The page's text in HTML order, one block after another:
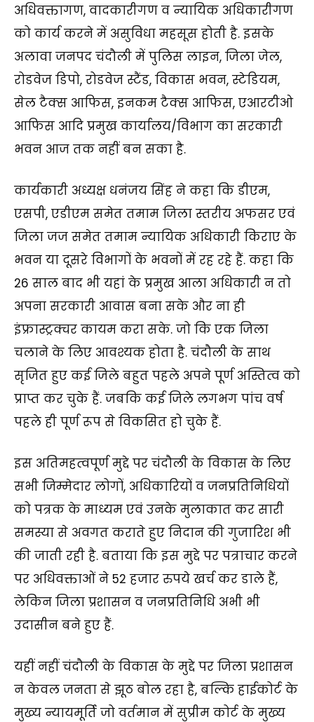
अधिवक्तागण, वादकारीगण व न्यायिक अधिकारीगण
को कार्य करने में असुविधा महसूस होती है. इसके
अलावा जनपद चंदौली में पुलिस लाइन, जिला जेल,
रोडवेज डिपो, रोडवेज स्टैंड, विकास भवन, स्टेडियम,
सेल टैक्स आफिस, इनकम टैक्स आफिस, एआरटीओ
आफिस आदि प्रमुख कार्यालय/विभाग का सरकारी
भवन आज तक नहीं बन सका है.
कार्यकारी अध्यक्ष धनंजय सिंह ने कहा कि डीएम,
एसपी, एडीएम समेत तमाम जिला स्तरीय अफसर एवं
जिला जज समेत तमाम न्यायिक अधिकारी किराए के
भवन या दूसरे विभागों के भवनों में रह रहे हैं. कहा कि
26 साल बाद भी यहां के प्रमुख आला अधिकारी न तो
अपना सरकारी आवास बना सके और ना ही
इंफ्रास्ट्रक्चर कायम करा सके. जो कि एक जिला
चलाने के लिए आवश्यक होता है. चंदौली के साथ
सृजित हुए कई जिले बहुत पहले अपने पूर्ण अस्तित्व को
प्राप्त कर चुके हैं. जबकि कई जिले लगभग पांच वर्ष
पहले ही पूर्ण रूप से विकसित हो चुके हैं.
इस अतिमहत्वपूर्ण मुद्दे पर चंदौली के विकास के लिए
सभी जिम्मेदार लोगों, अधिकारियों व जनप्रतिनिधियों
को पत्रक के माध्यम एवं उनके मुलाकात कर सारी
समस्या से अवगत कराते हुए निदान की गुजारिश भी
की जाती रही है. बताया कि इस मुद्दे पर पत्राचार करने
पर अधिवक्ताओं ने 52 हजार रुपये खर्च कर डाले हैं,
लेकिन जिला प्रशासन व जनप्रतिनिधि अभी भी
उदासीन बने हुए हैं.
यहीं नहीं चंदौली के विकास के मुद्दे पर जिला प्रशासन
न केवल जनता से झूठ बोल रहा है, बल्कि हाईकोर्ट के
मुख्य न्यायमूर्ति जो वर्तमान में सुप्रीम कोर्ट के मुख्य